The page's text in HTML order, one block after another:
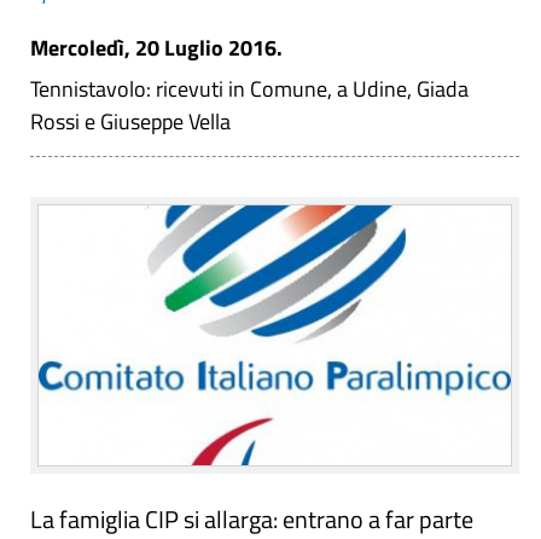
Mercoledì, 20 Luglio 2016.
Tennistavolo: ricevuti in Comune, a Udine, Giada
Rossi e Giuseppe Vella
La famiglia CIP si allarga: entrano a far parte